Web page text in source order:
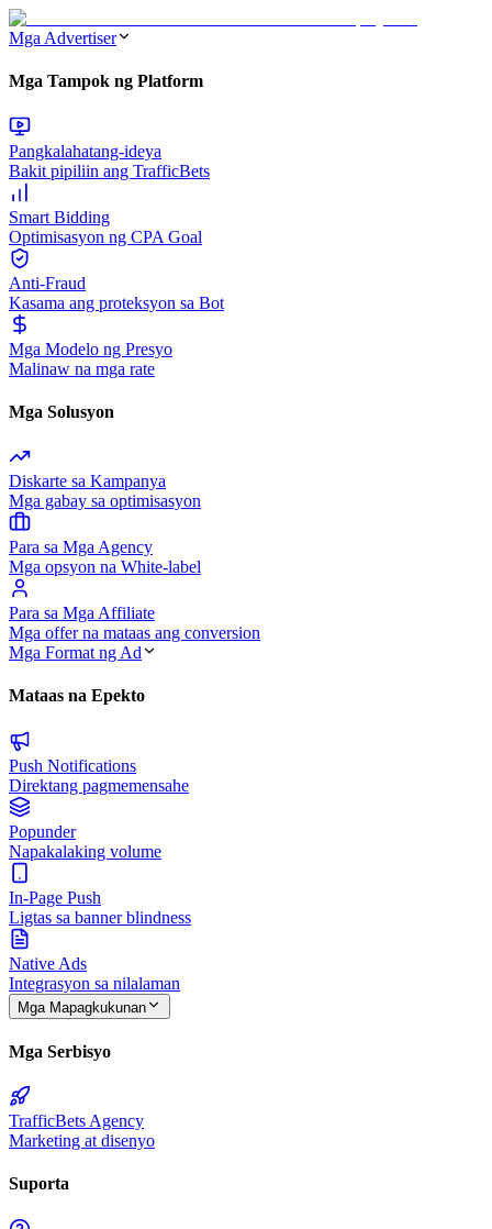
Mga Advertiser
Mga Tampok ng Platform
Pangkalahatang-ideya
Bakit pipiliin ang TrafficBets
Smart Bidding
Optimisasyon ng CPA Goal
Anti-Fraud
Kasama ang proteksyon sa Bot
Mga Modelo ng Presyo
Malinaw na mga rate
Mga Solusyon
Diskarte sa Kampanya
Mga gabay sa optimisasyon
Para sa Mga Agency
Mga opsyon na White-label
Para sa Mga Affiliate
Mga offer na mataas ang conversion
Mga Format ng Ad
Mataas na Epekto
Push Notifications
Direktang pagmemensahe
Popunder
Napakalaking volume
In-Page Push
Ligtas sa banner blindness
Native Ads
Integrasyon sa nilalaman
Mga Mapagkukunan
Mga Serbisyo
TrafficBets Agency
Marketing at disenyo
Suporta